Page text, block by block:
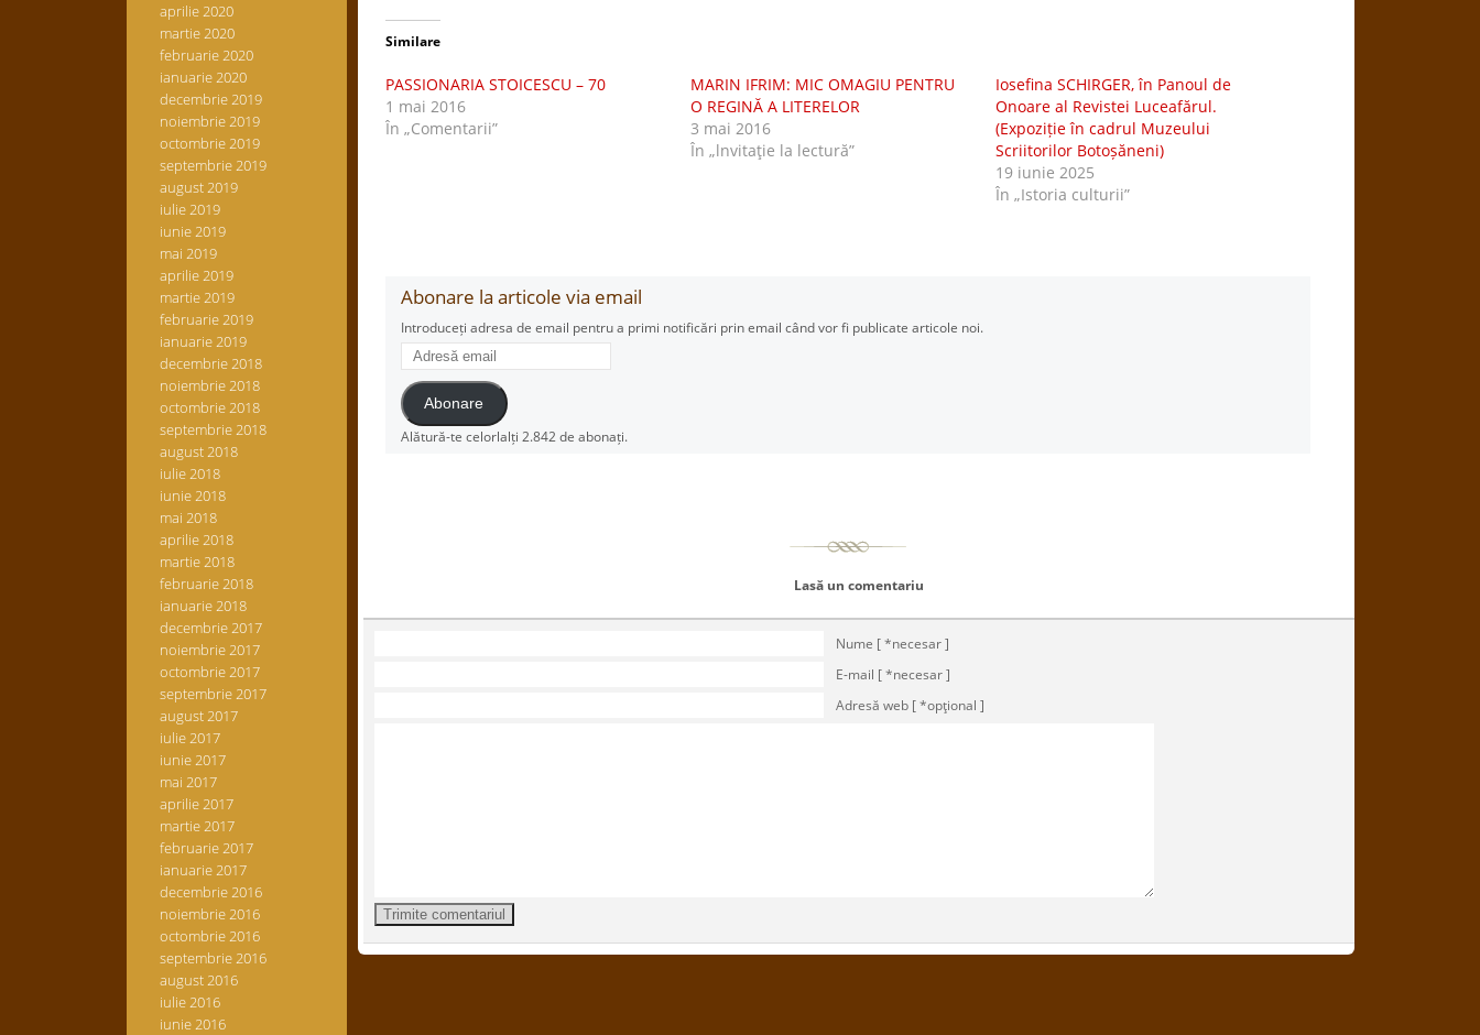
aprilie 2020
martie 2020
februarie 2020
ianuarie 2020
decembrie 2019
noiembrie 2019
octombrie 2019
septembrie 2019
august 2019
iulie 2019
iunie 2019
mai 2019
aprilie 2019
martie 2019
februarie 2019
ianuarie 2019
decembrie 2018
noiembrie 2018
octombrie 2018
septembrie 2018
august 2018
iulie 2018
iunie 2018
mai 2018
aprilie 2018
martie 2018
februarie 2018
ianuarie 2018
decembrie 2017
noiembrie 2017
octombrie 2017
septembrie 2017
august 2017
iulie 2017
iunie 2017
mai 2017
aprilie 2017
martie 2017
februarie 2017
ianuarie 2017
decembrie 2016
noiembrie 2016
octombrie 2016
septembrie 2016
august 2016
iulie 2016
iunie 2016
Similare
PASSIONARIA STOICESCU – 70
1 mai 2016
În „Comentarii”
MARIN IFRIM: MIC OMAGIU PENTRU
O REGINĂ A LITERELOR
3 mai 2016
În „lnvitaţie la lectură”
Iosefina SCHIRGER, în Panoul de
Onoare al Revistei Luceafărul.
(Expoziție în cadrul Muzeului
Scriitorilor Botoșăneni)
19 iunie 2025
În „Istoria culturii”
Abonare la articole via email
Introduceți adresa de email pentru a primi notificări prin email când vor fi publicate articole noi.
Adresă
email
Abonare
Alătură-te celorlalți 2.842 de abonați.
Lasă un comentariu
Nume [ *necesar ]
E-mail [ *necesar ]
Adresă web [ *opţional ]